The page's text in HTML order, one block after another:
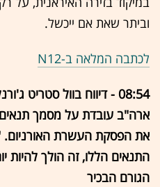
וביתר שאת אם ייכשל.
לכתבה המלאה ב-N12
08:54 - דיווח בוול סטריט
ארה"ב עובדת על מסמך
את הפסקת העשרת
התנאים הללו, זה הולך להיות
הגורם הבכיר